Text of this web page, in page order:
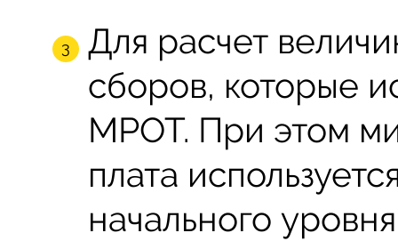
Для расчет
сборов, которые
МРОТ. При этом
плата
начального